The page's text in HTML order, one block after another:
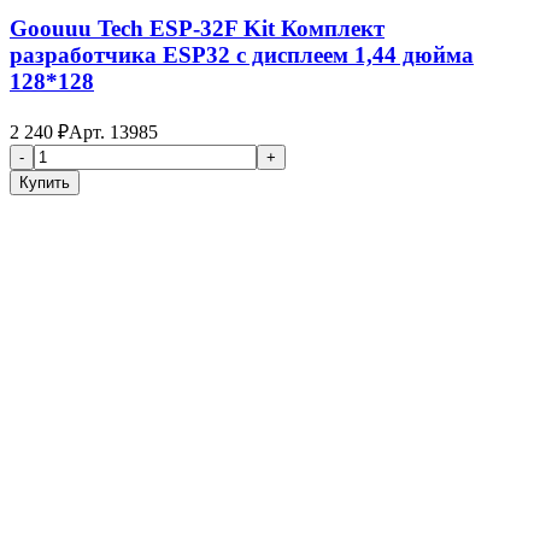
Goouuu Tech ESP-32F Kit Комплект
разработчика ESP32 с дисплеем 1,44 дюйма
128*128
2 240 ₽Арт. 13985
-
+
Купить